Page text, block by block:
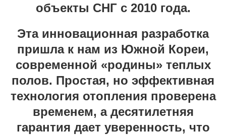
объекты СНГ с 2010 года.
Эта инновационная разработка
пришла к нам из Южной Кореи,
современной «родины» теплых
полов. Простая, но эффективная
технология отопления проверена
временем, а десятилетняя
гарантия дает уверенность, что